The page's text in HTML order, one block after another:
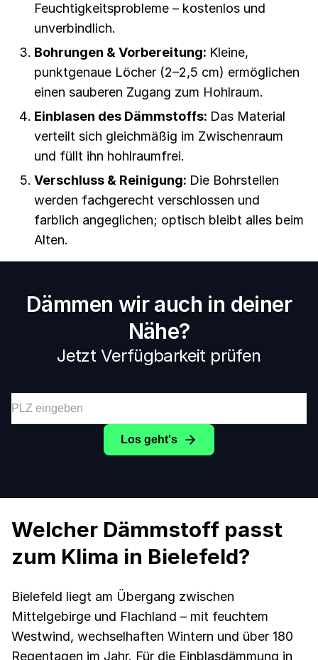
Feuchtigkeitsprobleme – kostenlos und
unverbindlich.
Bohrungen & Vorbereitung: Kleine,
punktgenaue Löcher (2–2,5 cm) ermöglichen
einen sauberen Zugang zum Hohlraum.
Einblasen des Dämmstoffs: Das Material
verteilt sich gleichmäßig im Zwischenraum
und füllt ihn hohlraumfrei.
Verschluss & Reinigung: Die Bohrstellen
werden fachgerecht verschlossen und
farblich angeglichen; optisch bleibt alles beim
Alten.
Dämmen wir auch in deiner
Nähe?
Jetzt Verfügbarkeit prüfen
Los geht's
Welcher Dämmstoff passt
zum Klima in Bielefeld?
Bielefeld liegt am Übergang zwischen
Mittelgebirge und Flachland – mit feuchtem
Westwind, wechselhaften Wintern und über 180
Regentagen im Jahr. Für die Einblasdämmung in